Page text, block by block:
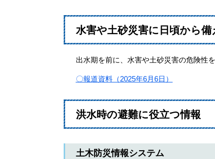
水害や土砂災害に日頃から備
出水期を前に、水害や土砂災害の危険性
〇報道資料（2025年6月6日）
洪水時の避難に役立つ情報
土木防災情報システム